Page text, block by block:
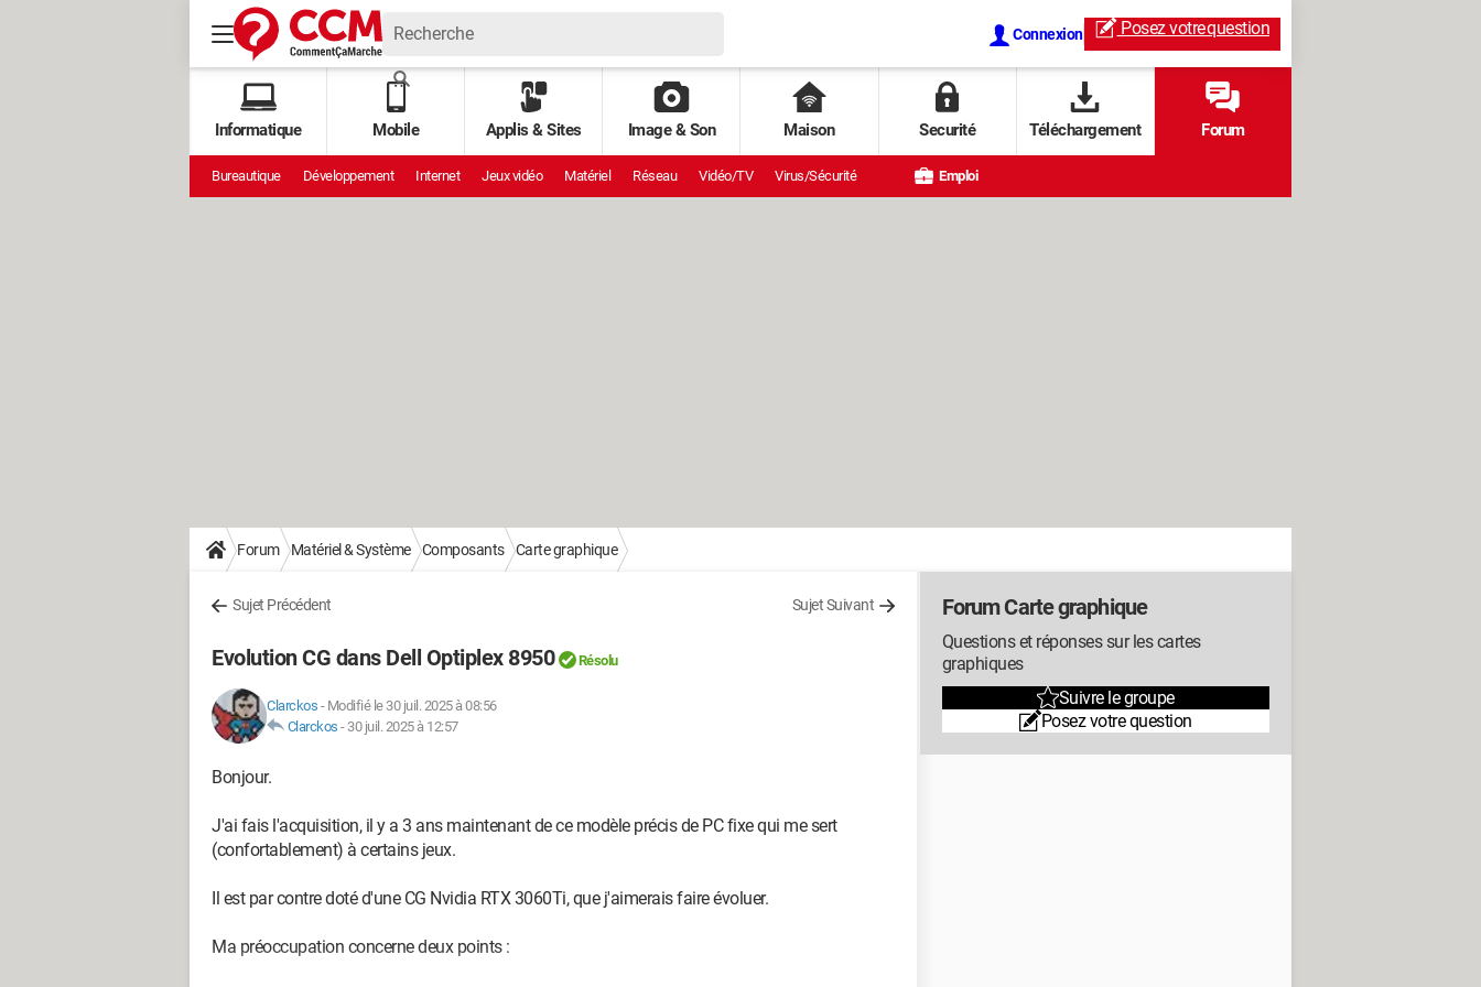
Connexion Posez votrequestion
Informatique Mobile Applis & Sites Image & Son Maison Securité Téléchargement Forum
Bureautique Développement Internet Jeux vidéo Matériel Réseau Vidéo/TV Virus/Sécurité Emploi
Forum Matériel & Système Composants Carte graphique
Sujet Précédent Sujet Suivant
Evolution CG dans Dell Optiplex 8950 Résolu
Clarckos - Modifié le 30 juil. 2025 à 08:56
Clarckos - 30 juil. 2025 à 12:57
Bonjour.
J'ai fais l'acquisition, il y a 3 ans maintenant de ce modèle précis de PC fixe qui me sert
(confortablement) à certains jeux.
Il est par contre doté d'une CG Nvidia RTX 3060Ti, que j'aimerais faire évoluer.
Ma préoccupation concerne deux points :
Forum Carte graphique
Questions et réponses sur les cartes
graphiques
Suivre le groupe
Posez votre question